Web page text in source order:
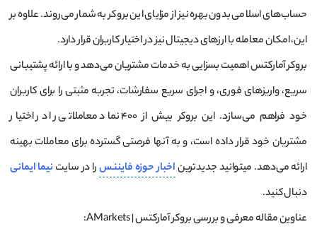
حساب‌های اسلامی بدون بهره نیز از مزایای این بروکر به شمار می‌روند. علاوه بر
این، امکان معامله با ارزهای دیجیتال نیز در اختیار کاربران قرار دارد.
بروکر آمارکتس اهمیت بسزایی به خدمات مشتریان می‌دهد و با ارائه پشتیبانی
سریع، واریزهای فوری، و اجرای سریع سفارشات، تجربه مثبتی را برای کاربران
خود فراهم می‌سازد. این بروکر بیش از ۴۰۰ نماد معاملاتی را در اختیار
مشتریان خود قرار داده است، و به آنها فرصتی گسترده برای معاملات بهینه
ارائه می‌دهد. میتوانید جدیدتریناخبارحوزهفایننسرا در سایتنیما ایمانی
دنبال کنید.
عناوین مقاله معرفی و بررسی بروکر آمارکتس | AMarkets: